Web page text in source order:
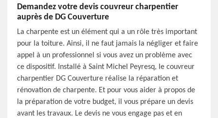
Demandez votre devis couvreur charpentier
auprès de DG Couverture
La charpente est un élément qui a un rôle très important
pour la toiture. Ainsi, il ne faut jamais la négliger et faire
appel à un professionnel si vous avez un problème avec
ce dispositif. Installé à Saint Michel Peyresq, le couvreur
charpentier DG Couverture réalise la réparation et
rénovation de charpente. Et pour vous aider à propos de
la préparation de votre budget, il vous prépare un devis
avant les travaux. Le devis ne vous engage pas et en